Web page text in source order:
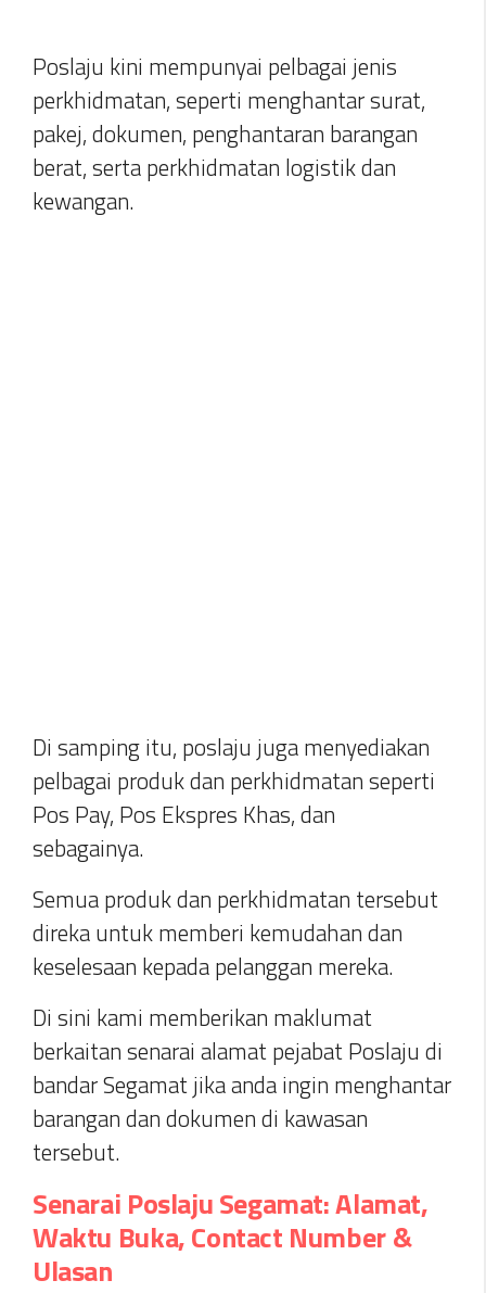
Poslaju kini mempunyai pelbagai jenis
perkhidmatan, seperti menghantar surat,
pakej, dokumen, penghantaran barangan
berat, serta perkhidmatan logistik dan
kewangan.
Di samping itu, poslaju juga menyediakan
pelbagai produk dan perkhidmatan seperti
Pos Pay, Pos Ekspres Khas, dan
sebagainya.
Semua produk dan perkhidmatan tersebut
direka untuk memberi kemudahan dan
keselesaan kepada pelanggan mereka.
Di sini kami memberikan maklumat
berkaitan senarai alamat pejabat Poslaju di
bandar Segamat jika anda ingin menghantar
barangan dan dokumen di kawasan
tersebut.
Senarai Poslaju Segamat: Alamat,
Waktu Buka, Contact Number &
Ulasan